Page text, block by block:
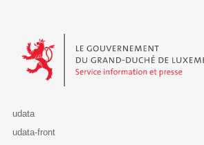
Le Gouvernement du Grand-Duché de
udata
udata-front